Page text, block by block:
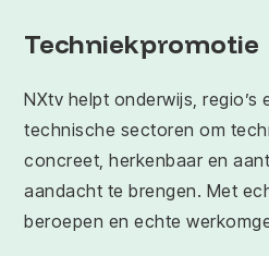
Techniekpromotie
NXtv helpt onderwijs, regio’s
technische sectoren om
concreet, herkenbaar en
aandacht te brengen. Met
beroepen en echte